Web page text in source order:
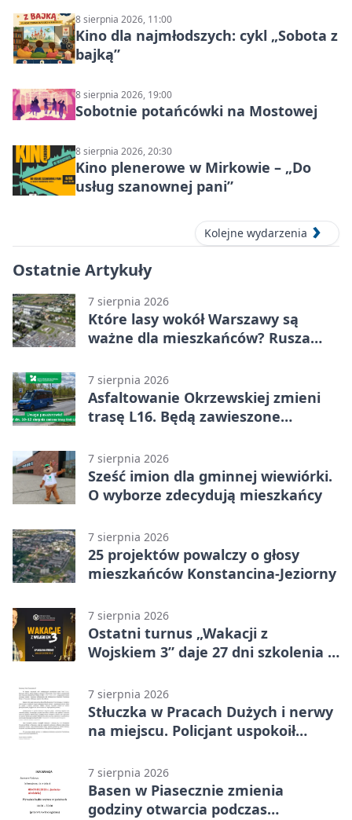
8 sierpnia 2026, 11:00
Kino dla najmłodszych: cykl „Sobota z
bajką”
8 sierpnia 2026, 19:00
Sobotnie potańcówki na Mostowej
8 sierpnia 2026, 20:30
Kino plenerowe w Mirkowie – „Do
usług szanownej pani”
Kolejne wydarzenia
Ostatnie Artykuły
7 sierpnia 2026
Które lasy wokół Warszawy są
ważne dla mieszkańców? Rusza
7 sierpnia 2026
Asfaltowanie Okrzewskiej zmieni
trasę L16. Będą zawieszone
7 sierpnia 2026
Sześć imion dla gminnej wiewiórki.
O wyborze zdecydują mieszkańcy
7 sierpnia 2026
25 projektów powalczy o głosy
mieszkańców Konstancina-Jeziorny
7 sierpnia 2026
Ostatni turnus „Wakacji z
Wojskiem 3” daje 27 dni szkolenia i
7 sierpnia 2026
Stłuczka w Pracach Dużych i nerwy
na miejscu. Policjant uspokoił
7 sierpnia 2026
Basen w Piasecznie zmienia
godziny otwarcia podczas